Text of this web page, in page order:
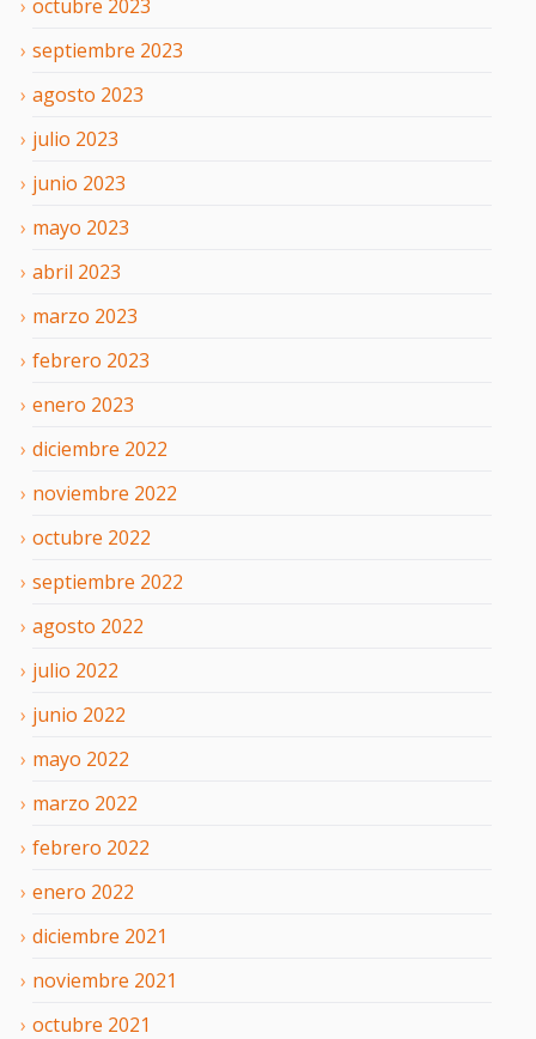
octubre 2023
septiembre 2023
agosto 2023
julio 2023
junio 2023
mayo 2023
abril 2023
marzo 2023
febrero 2023
enero 2023
diciembre 2022
noviembre 2022
octubre 2022
septiembre 2022
agosto 2022
julio 2022
junio 2022
mayo 2022
marzo 2022
febrero 2022
enero 2022
diciembre 2021
noviembre 2021
octubre 2021